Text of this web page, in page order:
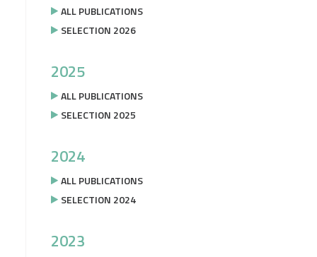
ALL PUBLICATIONS
SELECTION 2026
2025
ALL PUBLICATIONS
SELECTION 2025
2024
ALL PUBLICATIONS
SELECTION 2024
2023